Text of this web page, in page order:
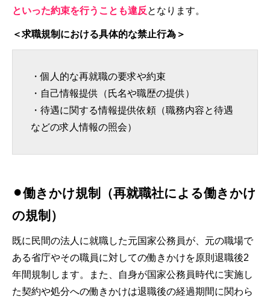
といった約束を行うことも違反となります。
＜求職規制における具体的な禁止行為＞
・個人的な再就職の要求や約束
・自己情報提供（氏名や職歴の提供）
・待遇に関する情報提供依頼（職務内容と待遇
などの求人情報の照会）
⚫︎働きかけ規制（再就職社による働きかけ
の規制）
既に民間の法人に就職した元国家公務員が、元の職場で
ある省庁やその職員に対しての働きかけを原則退職後2
年間規制します。また、自身が国家公務員時代に実施し
た契約や処分への働きかけは退職後の経過期間に関わら